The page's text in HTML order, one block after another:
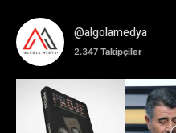
@algolamedya
2.347 Takipçiler